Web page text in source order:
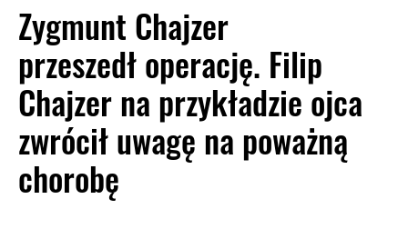
Zygmunt Chajzer
przeszedł operację. Filip
Chajzer na przykładzie ojca
zwrócił uwagę na poważną
chorobę